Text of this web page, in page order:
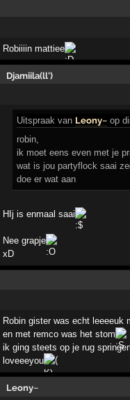
Robiiiin mattiee
Djamiila(ll')
Uitspraak van Leony~ op
robin,
ik moet eens even met je
wat is jou partyflock saai
doe er wat aan
HIj is enmaal saai
Nee grapje
xD
Robin gister was echt leeeeuk
en met remco was het stom
ik ging steets op je rug
loveeeyou
Leony~